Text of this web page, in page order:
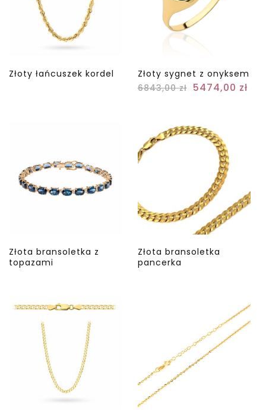
Złoty łańcuszek kordel
Złoty sygnet z onyksem
6843,00zł 5474,00 zł
Złota bransoletka z
topazami
Złota bransoletka
pancerka